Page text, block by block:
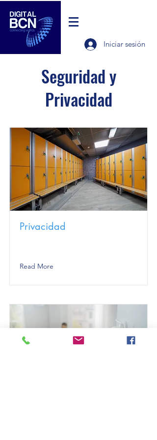
Iniciar sesión
Seguridad y
Privacidad
Privacidad
Read More